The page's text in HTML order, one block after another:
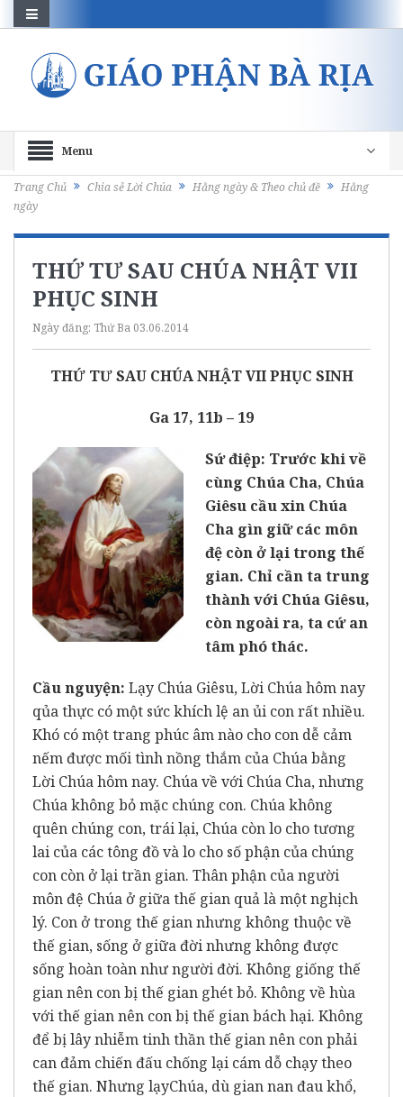
Menu
Trang Chủ Chia sẻ Lời Chúa Hằng ngày & Theo chủ đề
Hằng
ngày
THỨ TƯ SAU CHÚA NHẬT VII
PHỤC SINH
Ngày đăng: Thứ Ba 03.06.2014
THỨ TƯ SAU CHÚA NHẬT VII PHỤC SINH
Ga 17, 11b – 19
Sứ điệp: Trước khi về
cùng Chúa Cha, Chúa
Giêsu cầu xin Chúa
Cha gìn giữ các môn
đệ còn ở lại trong thế
gian. Chỉ cần ta trung
thành với Chúa Giêsu,
còn ngoài ra, ta cứ an
tâm phó thác.
Cầu nguyện: Lạy Chúa Giêsu, Lời Chúa hôm nay
qủa thực có một sức khích lệ an ủi con rất nhiều.
Khó có một trang phúc âm nào cho con dễ cảm
nếm được mối tình nồng thắm của Chúa bằng
Lời Chúa hôm nay. Chúa về với Chúa Cha, nhưng
Chúa không bỏ mặc chúng con. Chúa không
quên chúng con, trái lại, Chúa còn lo cho tương
lai của các tông đồ và lo cho số phận của chúng
con còn ở lại trần gian. Thân phận của người
môn đệ Chúa ở giữa thế gian quả là một nghịch
lý. Con ở trong thế gian nhưng không thuộc về
thế gian, sống ở giữa đời nhưng không được
sống hoàn toàn như người đời. Không giống thế
gian nên con bị thế gian ghét bỏ. Không về hùa
với thế gian nên con bị thế gian bách hại. Không
để bị lây nhiễm tinh thần thế gian nên con phải
can đảm chiến đấu chống lại cám dỗ chạy theo
thế gian. Nhưng lạyChúa, dù gian nan đau khổ,